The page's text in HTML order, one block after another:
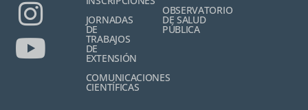
JORNADAS
DE
TRABAJOS
DE
EXTENSIÓN
COMUNICACIONES
CIENTÍFICAS
OBSERVATORIO
DE SALUD
PÚBLICA